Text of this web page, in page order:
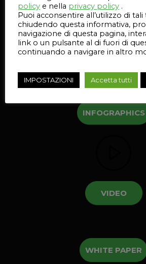
Tritone
INFOGRAPHICS
VIDEO
WHITE PAPER
policy e nella privacy policy .
Puoi acconsentire all’utilizzo di
chiudendo questa informativa,
navigazione di questa pagina,
link o un pulsante al di fuori di
continuando a navigare in altro
IMPOSTAZIONI Accetta tutti